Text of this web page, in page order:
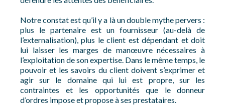
Notre constat est qu’il y a là un double mythe pervers :
plus le partenaire est un fournisseur (au-delà de
l’externalisation), plus le client est dépendant et doit
lui laisser les marges de manœuvre nécessaires à
l’exploitation de son expertise. Dans le même temps, le
pouvoir et les savoirs du client doivent s’exprimer et
agir sur le domaine qui lui est propre, sur les
contraintes et les opportunités que le donneur
d’ordres impose et propose à ses prestataires.